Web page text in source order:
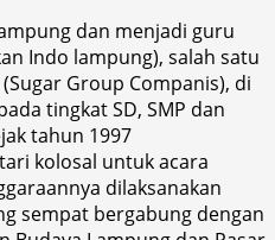
dan menjadi guru
Indo lampung), salah satu
Group Companis), di
tingkat SD, SMP dan
tahun 1997
kolosal untuk acara
dilaksanakan
sempat bergabung dengan